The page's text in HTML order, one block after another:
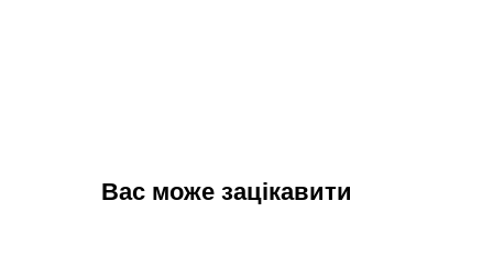
Вас може зацікавити